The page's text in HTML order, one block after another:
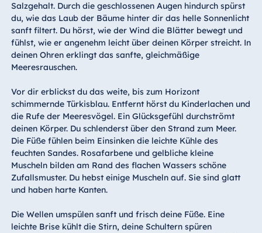
Salzgehalt. Durch die geschlossenen Augen hindurch spürst
du, wie das Laub der Bäume hinter dir das helle Sonnenlicht
sanft filtert. Du hörst, wie der Wind die Blätter bewegt und
fühlst, wie er angenehm leicht über deinen Körper streicht. In
deinen Ohren erklingt das sanfte, gleichmäßige
Meeresrauschen.
Vor dir erblickst du das weite, bis zum Horizont
schimmernde Türkisblau. Entfernt hörst du Kinderlachen und
die Rufe der Meeresvögel. Ein Glücksgefühl durchströmt
deinen Körper. Du schlenderst über den Strand zum Meer.
Die Füße fühlen beim Einsinken die leichte Kühle des
feuchten Sandes. Rosafarbene und gelbliche kleine
Muscheln bilden am Rand des flachen Wassers schöne
Zufallsmuster. Du hebst einige Muscheln auf. Sie sind glatt
und haben harte Kanten.
Die Wellen umspülen sanft und frisch deine Füße. Eine
leichte Brise kühlt die Stirn, deine Schultern spüren